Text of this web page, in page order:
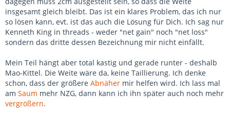
insgesamt gleich bleibt. Das ist ein klares Problem, das ich nur
so lösen kann, evt. ist das auch die Lösung für Dich. Ich sag nur
Kenneth King in threads - weder "net gain" noch "net loss"
sondern das dritte dessen Bezeichnung mir nicht einfällt.
Mein Teil hängt aber total kastig und gerade runter - deshalb
Mao-Kittel. Die Weite wäre da, keine Taillierung. Ich denke
schon, dass der größere Abnäher mir helfen wird. Ich lass mal
am Saum mehr NZG, dann kann ich ihn später auch noch mehr
vergrößern.